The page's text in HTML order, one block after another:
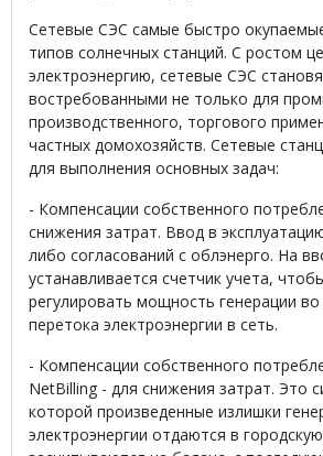
Сетевые СЭС самые быстро
типов солнечных станций. С ростом
электроэнергию, сетевые СЭС
востребованными не только для
производственного, торгового
частных домохозяйств. Сетевые
для выполнения основных задач:
- Компенсации собственного
снижения затрат. Ввод в
либо согласований с облэнерго. На
устанавливается счетчик учета,
регулировать мощность генерации
перетока электроэнергии в сеть.
- Компенсации собственного
NetBilling - для снижения затрат. Это
которой произведенные излишки
электроэнергии отдаются в